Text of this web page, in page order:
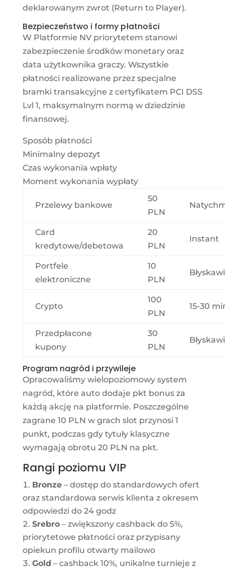
deklarowanym zwrot (Return to Player).
Bezpieczeństwo i formy płatności
W Platformie NV priorytetem stanowi
zabezpieczenie środków monetary oraz
data użytkownika graczy. Wszystkie
płatności realizowane przez specjalne
bramki transakcyjne z certyfikatem PCI DSS
Lvl 1, maksymalnym normą w dziedzinie
finansowej.
Sposób płatności
Minimalny depozyt
Czas wykonania wpłaty
Moment wykonania wypłaty
Przelewy bankowe
50
PLN
Card
kredytowe/debetowa
20
PLN
Instant
Portfele
elektroniczne
10
PLN
Crypto
100
PLN
15-30
Przedpłacone
kupony
30
PLN
Program nagród i przywileje
Opracowaliśmy wielopoziomowy system
nagród, które auto dodaje pkt bonus za
każdą akcję na platformie. Poszczególne
zagrane 10 PLN w grach slot przynosi 1
punkt, podczas gdy tytuły klasyczne
wymagają obrotu 20 PLN na pkt.
Rangi poziomu VIP
Bronze– dostęp do standardowych ofert
oraz standardowa serwis klienta z okresem
odpowiedzi do 24 godz
Srebro– zwiększony cashback do 5%,
priorytetowe płatności oraz przypisany
opiekun profilu otwarty mailowo
Gold – cashback 10%, unikalne turnieje z